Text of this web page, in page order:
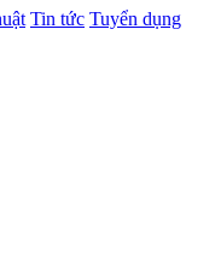
Tin tức Tuyển dụng